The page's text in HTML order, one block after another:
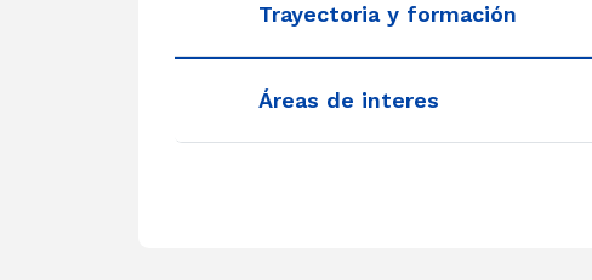
Trayectoria y formación
Áreas de interes